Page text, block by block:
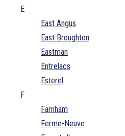
E
East Angus
East Broughton
Eastman
Entrelacs
Esterel
F
Farnham
Ferme-Neuve